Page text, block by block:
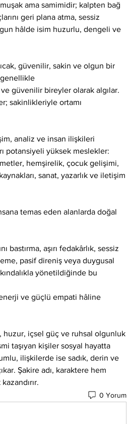
ama samimidir; kalpten bağ
geri plana atma, sessiz
hâlde isim huzurlu, dengeli ve
güvenilir, sakin ve olgun bir
genellikle
güvenilir bireyler olarak algılar.
sakinlikleriyle ortamı
analiz ve insan ilişkileri
potansiyeli yüksek meslekler:
hemşirelik, çocuk gelişimi,
sanat, yazarlık ve iletişim
temas eden alanlarda doğal
bastırma, aşırı fedakârlık, sessiz
pasif direniş veya duygusal
yönetildiğinde bu
ve güçlü empati hâline
huzur, içsel güç ve ruhsal olgunluk
taşıyan kişiler sosyal hayatta
ilişkilerde ise sadık, derin ve
Şakire adı, karaktere hem
0 Yorum